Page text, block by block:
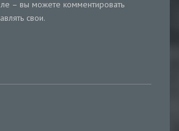
– вы можете комментировать
свои.